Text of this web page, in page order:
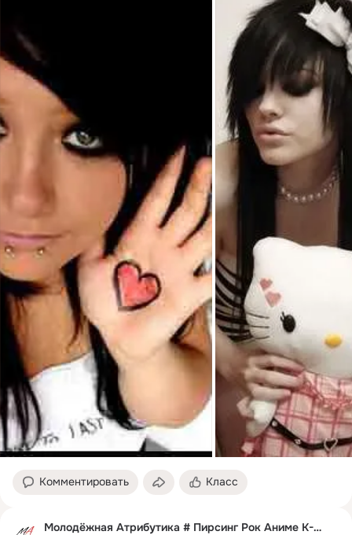
Комментировать Класс
Молодёжная Атрибутика # Пирсинг Рок Аниме К-РОР